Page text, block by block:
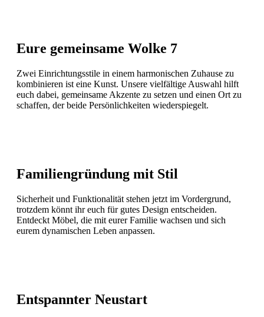
Eure gemeinsame Wolke 7
Zwei Einrichtungsstile in einem harmonischen Zuhause zu
kombinieren ist eine Kunst. Unsere vielfältige Auswahl hilft
euch dabei, gemeinsame Akzente zu setzen und einen Ort zu
schaffen, der beide Persönlichkeiten wiederspiegelt.
Familiengründung mit Stil
Sicherheit und Funktionalität stehen jetzt im Vordergrund,
trotzdem könnt ihr euch für gutes Design entscheiden.
Entdeckt Möbel, die mit eurer Familie wachsen und sich
eurem dynamischen Leben anpassen.
Entspannter Neustart